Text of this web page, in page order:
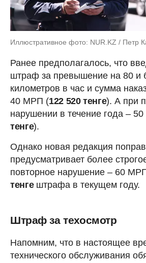
Иллюстративное фото: NUR.KZ / Петр
Ранее предполагалось, что
штраф за превышение на 80 и
километров в час и сумма
40 МРП (122 520 тенге). А при
нарушении в течение года –
тенге).
Однако новая редакция
предусматривает более
повторное нарушение – 60
тенгештрафа в текущем году.
Штраф за техосмотр
Напомним, что в настоящее
технического обслуживания